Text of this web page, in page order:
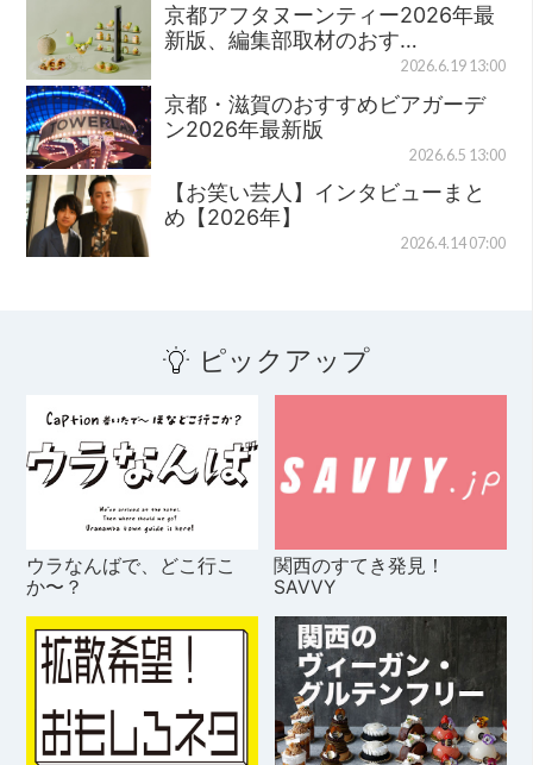
京都アフタヌーンティー2026年最
新版、編集部取材のおす…
2026.6.19 13:00
京都・滋賀のおすすめビアガーデ
ン2026年最新版
2026.6.5 13:00
【お笑い芸人】インタビューまと
め【2026年】
2026.4.14 07:00
ピックアップ
ウラなんばで、どこ行こ
か〜？
関西のすてき発見！
SAVVY